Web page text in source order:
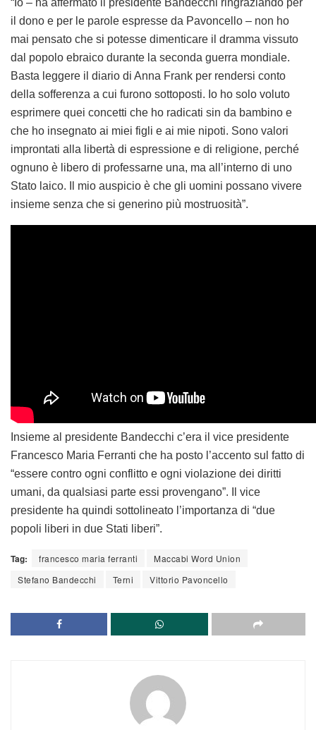
il dono e per le parole espresse da Pavoncello – non ho
mai pensato che si potesse dimenticare il dramma vissuto
dal popolo ebraico durante la seconda guerra mondiale.
Basta leggere il diario di Anna Frank per rendersi conto
della sofferenza a cui furono sottoposti. Io ho solo voluto
esprimere quei concetti che ho radicati sin da bambino e
che ho insegnato ai miei figli e ai mie nipoti. Sono valori
improntati alla libertà di espressione e di religione, perché
ognuno è libero di professarne una, ma all’interno di uno
Stato laico. Il mio auspicio è che gli uomini possano vivere
insieme senza che si generino più mostruosità”.
Insieme al presidente Bandecchi c’era il vice presidente
Francesco Maria Ferranti che ha posto l’accento sul fatto di
“essere contro ogni conflitto e ogni violazione dei diritti
umani, da qualsiasi parte essi provengano”. Il vice
presidente ha quindi sottolineato l’importanza di “due
popoli liberi in due Stati liberi”.
Tag: francesco maria ferranti
Maccabi Word Union
Stefano Bandecchi
Terni Vittorio Pavoncello